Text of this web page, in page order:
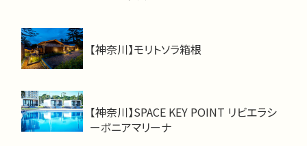
【神奈川】モリトソラ箱根
【神奈川】SPACE KEY POINT リビエラシ
ーボニアマリーナ